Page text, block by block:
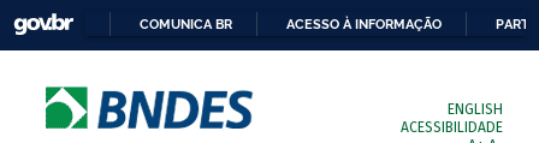
COMUNICA BR ACESSO À INFORMAÇÃO
ENGLISH
ACESSIBILIDADE